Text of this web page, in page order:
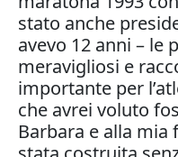
stato anche
avevo 12 anni – le
meravigliosi e
importante per
che avrei voluto
Barbara e alla